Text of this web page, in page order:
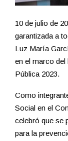
10 de julio de
garantizada a
Luz María
en el marco del
Pública 2023.
Como
Social en el
celebró que se
para la